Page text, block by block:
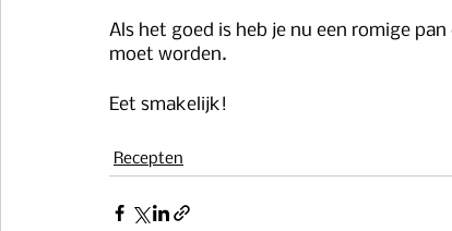
Als het goed is heb je nu een romige
moet worden.
Eet smakelijk!
Recepten